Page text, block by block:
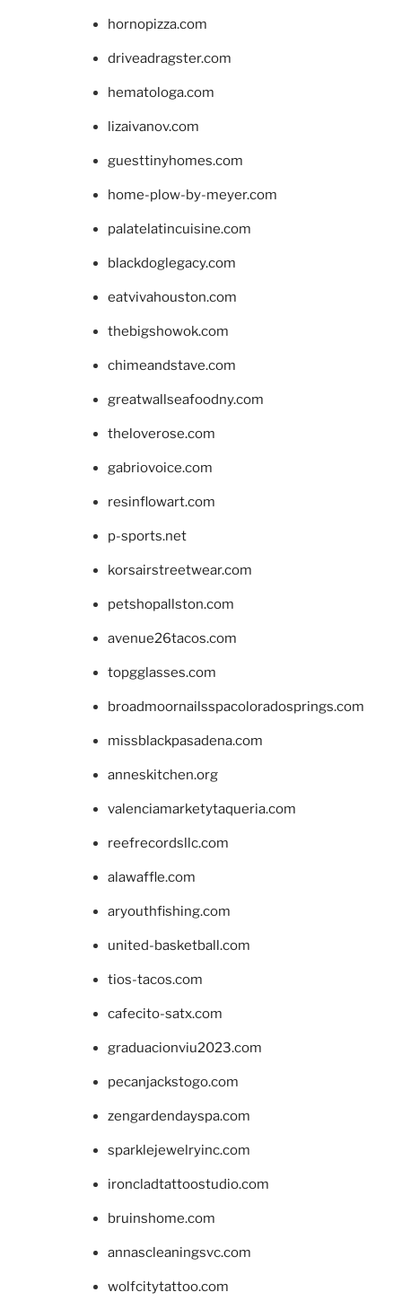
hornopizza.com
driveadragster.com
hematologa.com
lizaivanov.com
guesttinyhomes.com
home-plow-by-meyer.com
palatelatincuisine.com
blackdoglegacy.com
eatvivahouston.com
thebigshowok.com
chimeandstave.com
greatwallseafoodny.com
theloverose.com
gabriovoice.com
resinflowart.com
p-sports.net
korsairstreetwear.com
petshopallston.com
avenue26tacos.com
topgglasses.com
broadmoornailsspacoloradosprings.com
missblackpasadena.com
anneskitchen.org
valenciamarketytaqueria.com
reefrecordsllc.com
alawaffle.com
aryouthfishing.com
united-basketball.com
tios-tacos.com
cafecito-satx.com
graduacionviu2023.com
pecanjackstogo.com
zengardendayspa.com
sparklejewelryinc.com
ironcladtattoostudio.com
bruinshome.com
annascleaningsvc.com
wolfcitytattoo.com